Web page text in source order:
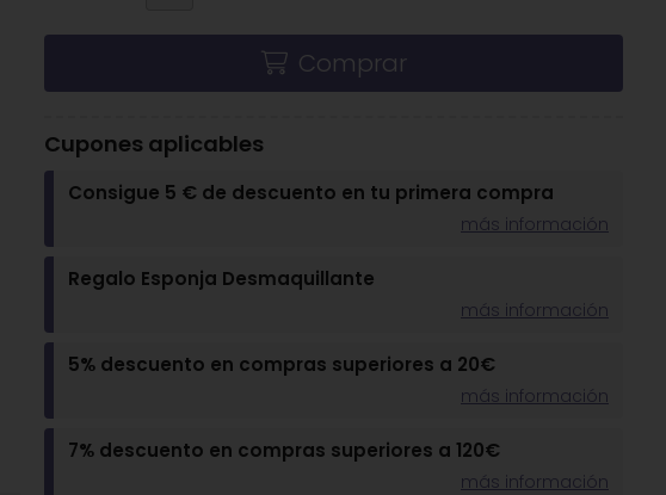
Comprar
Cupones aplicables
Consigue 5 € de descuento en tu primera compra
más información
Regalo Esponja Desmaquillante
más información
5% descuento en compras superiores a 20€
más información
7% descuento en compras superiores a 120€
más información